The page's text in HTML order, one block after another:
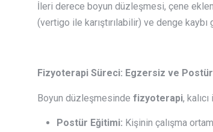
İleri derece boyun düzleşmesi, çene
(vertigo ile karıştırılabilir) ve denge
Fizyoterapi Süreci: Egzersiz ve
Boyun düzleşmesinde fizyoterapi,
Postür Eğitimi: Kişinin çalışma